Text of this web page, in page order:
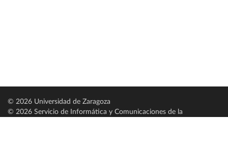
© 2026 Universidad de Zaragoza
© 2026 Servicio de Informática y Comunicaciones de la